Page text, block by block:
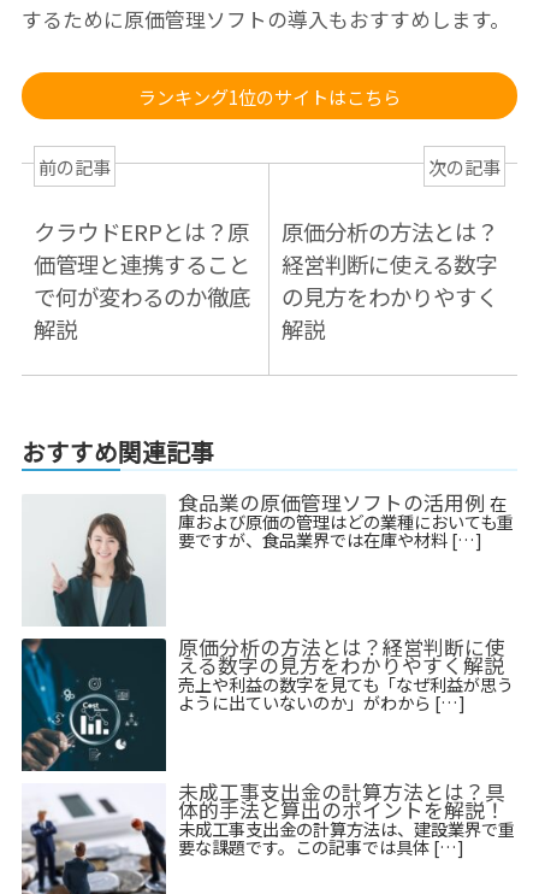
するために原価管理ソフトの導入もおすすめします。
ランキング1位のサイトはこちら
前の記事
クラウドERPとは？原
価管理と連携すること
で何が変わるのか徹底
解説
次の記事
原価分析の方法とは？
経営判断に使える数字
の見方をわかりやすく
解説
おすすめ関連記事
食品業の原価管理ソフトの活用例 在
庫および原価の管理はどの業種においても重
要ですが、食品業界では在庫や材料 […]
原価分析の方法とは？経営判断に使
える数字の見方をわかりやすく解説
売上や利益の数字を見ても「なぜ利益が思う
ように出ていないのか」がわから […]
未成工事支出金の計算方法とは？具
体的手法と算出のポイントを解説！
未成工事支出金の計算方法は、建設業界で重
要な課題です。この記事では具体 […]